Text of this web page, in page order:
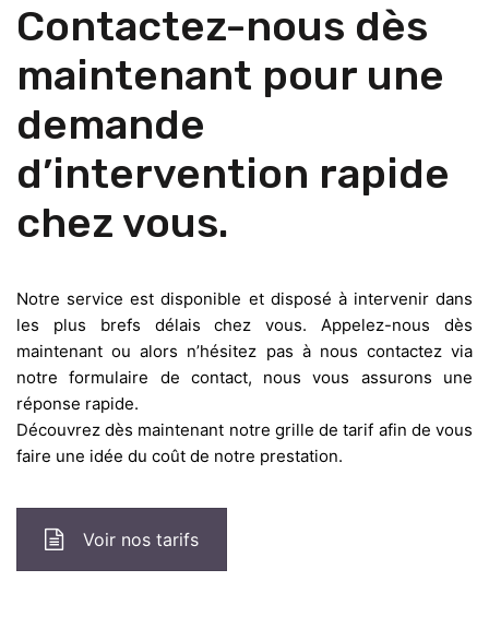
Contactez-nous dès
maintenant pour une
demande
d’intervention rapide
chez vous.
Notre service est disponible et disposé à intervenir dans
les plus brefs délais chez vous. Appelez-nous dès
maintenant ou alors n’hésitez pas à nous contactez via
notre formulaire de contact, nous vous assurons une
réponse rapide.
Découvrez dès maintenant notre grille de tarif afin de vous
faire une idée du coût de notre prestation.
Voir nos tarifs